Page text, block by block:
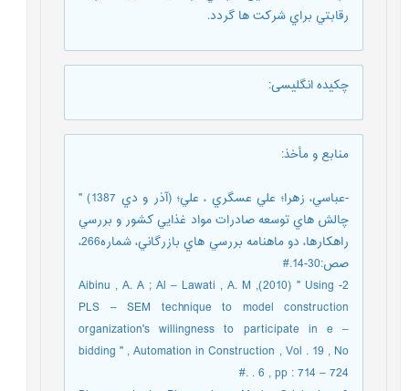
رقابتي براي شركت ها گردد.
چکیده انگلیسی:
منابع و مأخذ:
-عباسي، زهرا؛ علي عسگري ، علي؛ (آذر و دي 1387) "
چالش هاي توسعه صادرات مواد غذايي كشور و بررسي
راهكارها، دو ماهنامه بررسي هاي بازرگاني، شماره266،
صص:30-14.#
2- Aibinu , A. A ; Al – Lawati , A. M ,(2010) " Using
PLS – SEM technique to model construction
organization's willingness to participate in e –
bidding " , Automation in Construction , Vol . 19 , No
. 6 , pp : 714 – 724 .#